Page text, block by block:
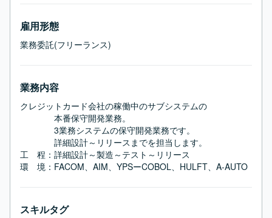
雇用形態
業務委託(フリーランス)
業務内容
クレジットカード会社の稼働中のサブシステムの
本番保守開発業務。
3業務システムの保守開発業務です。
詳細設計～リリースまでを担当します。
工　程：詳細設計～製造～テスト～リリース
環　境：FACOM、AIM、YPSーCOBOL、HULFT、A-AUTO
スキルタグ